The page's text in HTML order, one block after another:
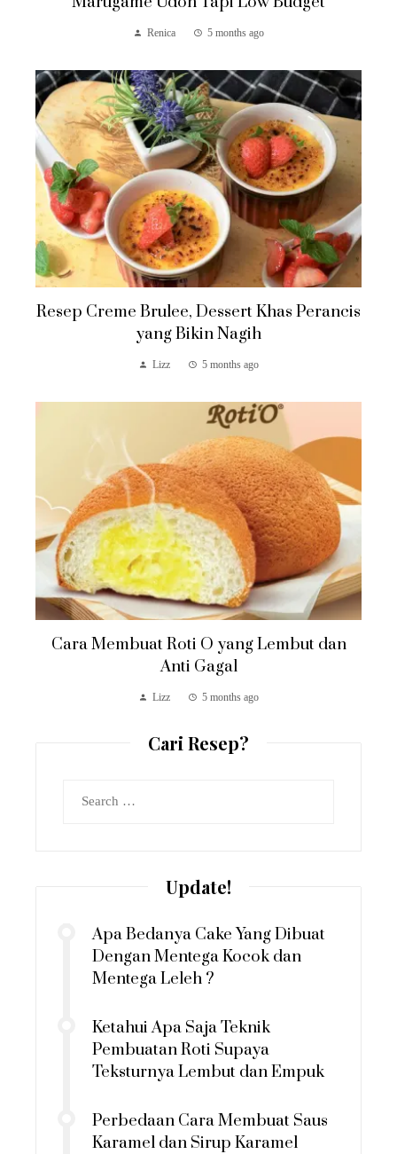
Renica 5 months ago
Resep Creme Brulee, Dessert Khas Perancis
yang Bikin Nagih
Lizz 5 months ago
Cara Membuat Roti O yang Lembut dan
Anti Gagal
Lizz 5 months ago
Cari Resep?
Update!
Apa Bedanya Cake Yang Dibuat
Dengan Mentega Kocok dan
Mentega Leleh ?
Ketahui Apa Saja Teknik
Pembuatan Roti Supaya
Teksturnya Lembut dan Empuk
Perbedaan Cara Membuat Saus
Karamel dan Sirup Karamel